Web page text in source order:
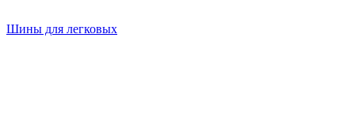
Шины для легковых